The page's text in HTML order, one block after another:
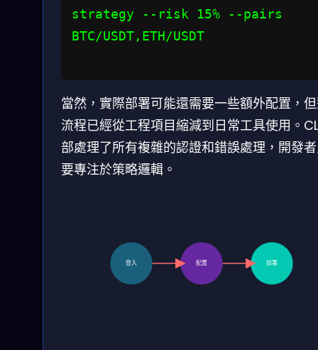
strategy --risk 15% --pairs
BTC/USDT,ETH/USDT
當然，實際部署可能還需要一些額外配置，
流程已經從工程項目縮減到日常工具使用。
部處理了所有複雜的認證和錯誤處理，開發
要專注於策略邏輯。
登入 配置 部署